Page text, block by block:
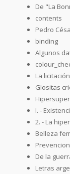
De "La
contents
Pedro
binding
Algunos
La
Glositas
I. -
2. - La
Belleza
De la
Letras